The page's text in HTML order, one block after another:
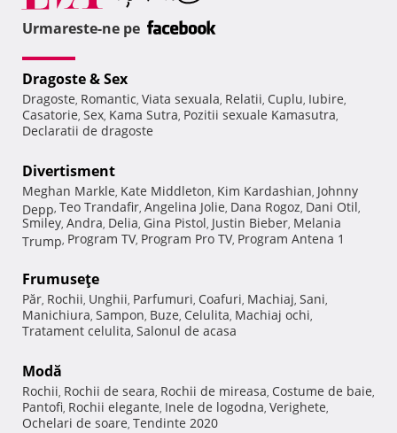
Urmareste-ne pe
Dragoste & Sex
Dragoste, Romantic, Viata sexuala, Relatii, Cuplu, Iubire,
Casatorie, Sex, Kama Sutra, Pozitii sexuale Kamasutra,
Declaratii de dragoste
Divertisment
Meghan Markle, Kate Middleton, Kim Kardashian, Johnny
Depp, Teo Trandafir, Angelina Jolie, Dana Rogoz, Dani Otil,
Smiley, Andra, Delia, Gina Pistol, Justin Bieber, Melania
Trump, Program TV, Program Pro TV, Program Antena 1
Frumuseţe
Păr, Rochii, Unghii, Parfumuri, Coafuri, Machiaj, Sani,
Manichiura, Sampon, Buze, Celulita, Machiaj ochi,
Tratament celulita, Salonul de acasa
Modă
Rochii, Rochii de seara, Rochii de mireasa, Costume de baie,
Pantofi, Rochii elegante, Inele de logodna, Verighete,
Ochelari de soare, Tendinte 2020